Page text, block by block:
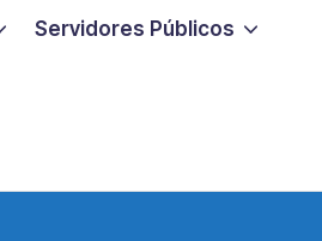
Servidores Públicos